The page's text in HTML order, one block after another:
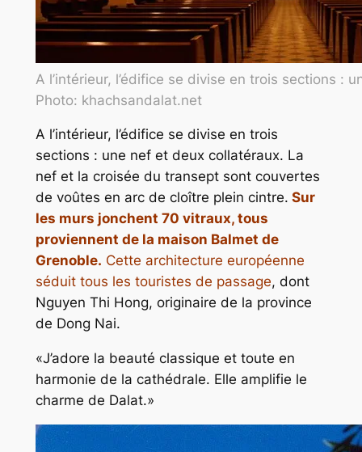
A l’intérieur, l’édifice se divise en trois sections :
Photo: khachsandalat.net
A l’intérieur, l’édifice se divise en trois
sections : une nef et deux collatéraux. La
nef et la croisée du transept sont couvertes
de voûtes en arc de cloître plein cintre. Sur
les murs jonchent 70 vitraux, tous
proviennent de la maison Balmet de
Grenoble. Cette architecture européenne
séduit tous les touristes de passage, dont
Nguyen Thi Hong, originaire de la province
de Dong Nai.
«J’adore la beauté classique et toute en
harmonie de la cathédrale. Elle amplifie le
charme de Dalat.»